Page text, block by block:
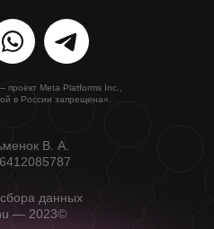
проект Meta Platforms Inc.,
в России запрещена».
В. А.
данных
— 2023©